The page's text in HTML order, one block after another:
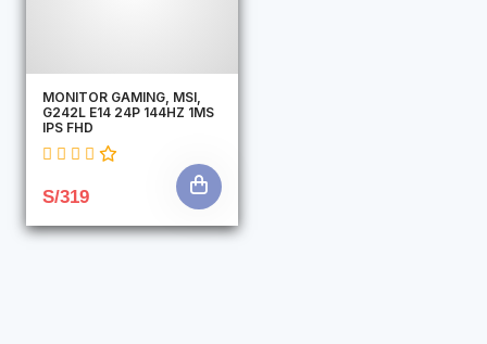
MONITOR GAMING, MSI,
G242L E14 24P 144HZ 1MS
IPS FHD
S/319